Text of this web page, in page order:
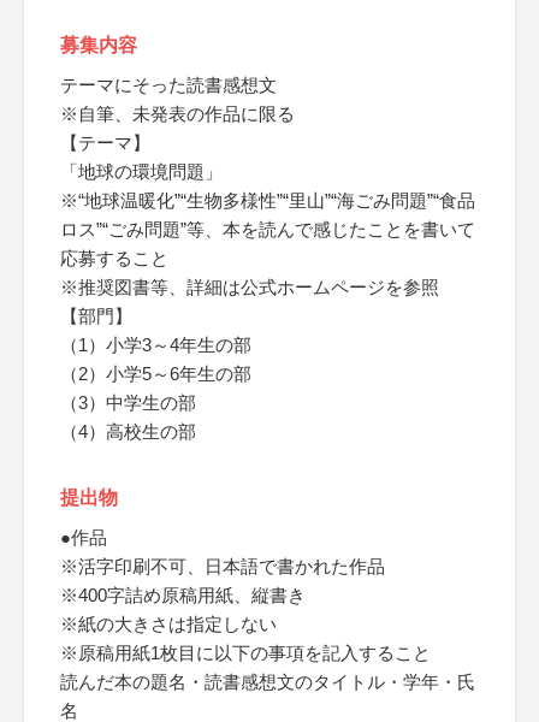
募集内容
テーマにそった読書感想文
※自筆、未発表の作品に限る
【テーマ】
「地球の環境問題」
※“地球温暖化”“生物多様性”“里山”“海ごみ問題”“食品
ロス”“ごみ問題”等、本を読んで感じたことを書いて
応募すること
※推奨図書等、詳細は公式ホームページを参照
【部門】
（1）小学3～4年生の部
（2）小学5～6年生の部
（3）中学生の部
（4）高校生の部
提出物
●作品
※活字印刷不可、日本語で書かれた作品
※400字詰め原稿用紙、縦書き
※紙の大きさは指定しない
※原稿用紙1枚目に以下の事項を記入すること
読んだ本の題名・読書感想文のタイトル・学年・氏
名